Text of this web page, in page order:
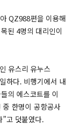
QZ988편을 이용해
된 4명의 대리인이
유스리 유누스
하다. 비행기에서 내
의 에스코트를 이
중 한명이 공항공사
고 덧붙였다.